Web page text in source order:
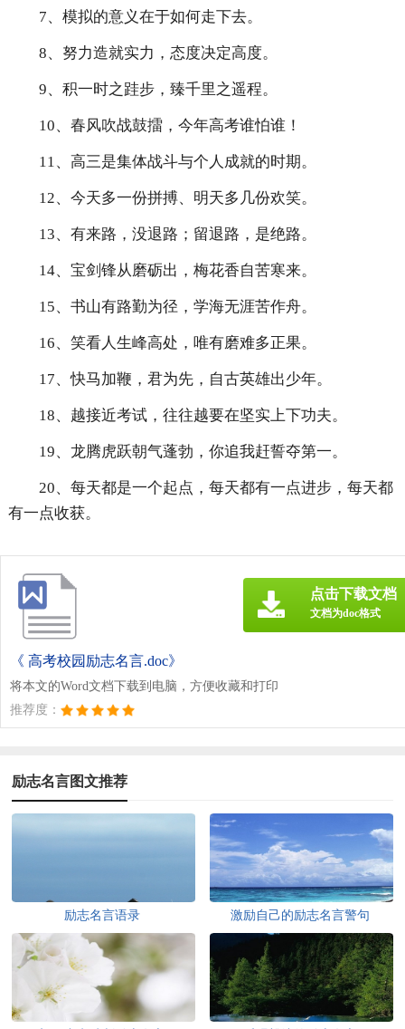
7、模拟的意义在于如何走下去。
8、努力造就实力，态度决定高度。
9、积一时之跬步，臻千里之遥程。
10、春风吹战鼓擂，今年高考谁怕谁！
11、高三是集体战斗与个人成就的时期。
12、今天多一份拼搏、明天多几份欢笑。
13、有来路，没退路；留退路，是绝路。
14、宝剑锋从磨砺出，梅花香自苦寒来。
15、书山有路勤为径，学海无涯苦作舟。
16、笑看人生峰高处，唯有磨难多正果。
17、快马加鞭，君为先，自古英雄出少年。
18、越接近考试，往往越要在坚实上下功夫。
19、龙腾虎跃朝气蓬勃，你追我赶誓夺第一。
20、每天都是一个起点，每天都有一点进步，每天都
有一点收获。
《 高考校园励志名言.doc》
将本文的Word文档下载到电脑，方便收藏和打印
推荐度：
点击下载文档
文档为doc格式
励志名言图文推荐
励志名言语录 激励自己的励志名言警句